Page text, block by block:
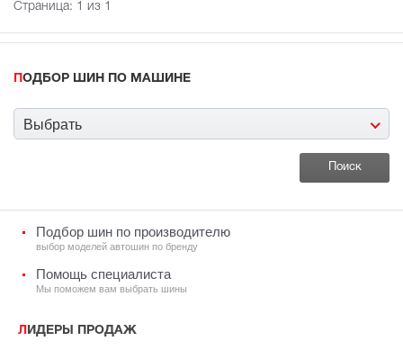
Страница: 1 из 1
ПОДБОР ШИН ПО МАШИНЕ
Выбрать
Подбор шин по производителю
выбор моделей автошин по бренду
Помощь специалиста
Мы поможем вам выбрать шины
ЛИДЕРЫ ПРОДАЖ